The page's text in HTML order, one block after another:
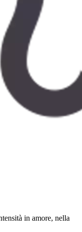
in amore, nella